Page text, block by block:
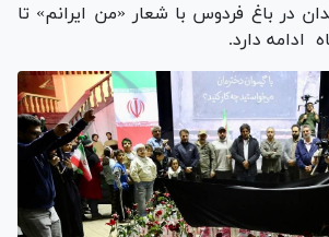
در باغ فردوس با شعار «من ایرانم» تا